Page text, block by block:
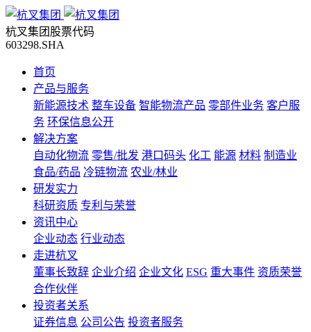
杭叉集团股票代码
603298.SHA
首页
产品与服务
新能源技术 整车设备 智能物流产品 零部件业务 客户服
务 环保信息公开
解决方案
自动化物流 零售/批发 港口码头 化工 能源 材料 制造业
食品/药品 冷链物流 农业/林业
研发实力
科研资质 专利与荣誉
资讯中心
企业动态 行业动态
走进杭叉
董事长致辞 企业介绍 企业文化 ESG 重大事件 资质荣誉
合作伙伴
投资者关系
证券信息 公司公告 投资者服务